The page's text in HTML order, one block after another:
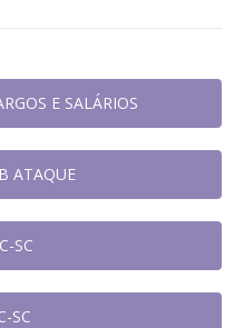
E SALÁRIOS
ATAQUE
SC
SC